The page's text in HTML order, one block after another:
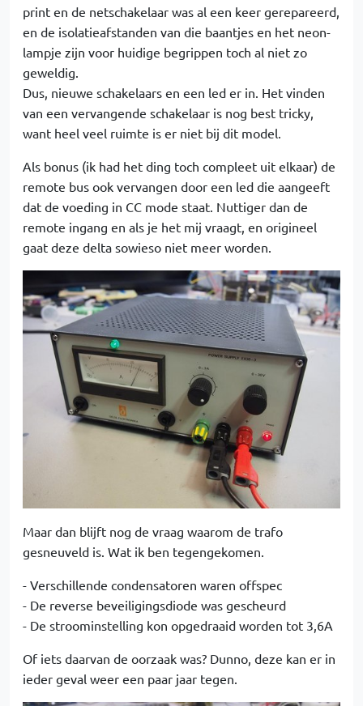
print en de netschakelaar was al een keer gerepareerd,
en de isolatieafstanden van die baantjes en het neon-
lampje zijn voor huidige begrippen toch al niet zo
geweldig.
Dus, nieuwe schakelaars en een led er in. Het vinden
van een vervangende schakelaar is nog best tricky,
want heel veel ruimte is er niet bij dit model.
Als bonus (ik had het ding toch compleet uit elkaar) de
remote bus ook vervangen door een led die aangeeft
dat de voeding in CC mode staat. Nuttiger dan de
remote ingang en als je het mij vraagt, en origineel
gaat deze delta sowieso niet meer worden.
Maar dan blijft nog de vraag waarom de trafo
gesneuveld is. Wat ik ben tegengekomen.
- Verschillende condensatoren waren offspec
- De reverse beveiligingsdiode was gescheurd
- De stroominstelling kon opgedraaid worden tot 3,6A
Of iets daarvan de oorzaak was? Dunno, deze kan er in
ieder geval weer een paar jaar tegen.